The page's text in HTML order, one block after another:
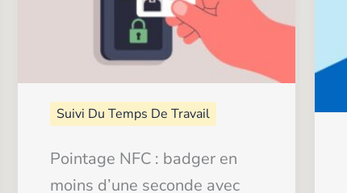
Suivi Du Temps De Travail
Pointage NFC : badger en
moins d’une seconde avec